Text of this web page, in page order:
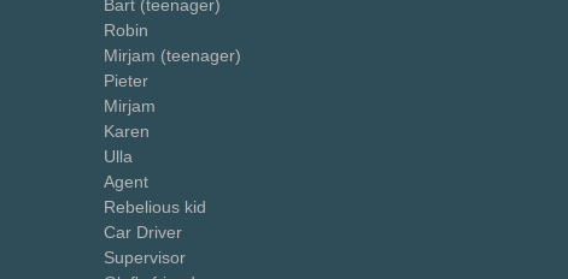
Bart (teenager)
Robin
Mirjam (teenager)
Pieter
Mirjam
Karen
Ulla
Agent
Rebelious kid
Car Driver
Supervisor